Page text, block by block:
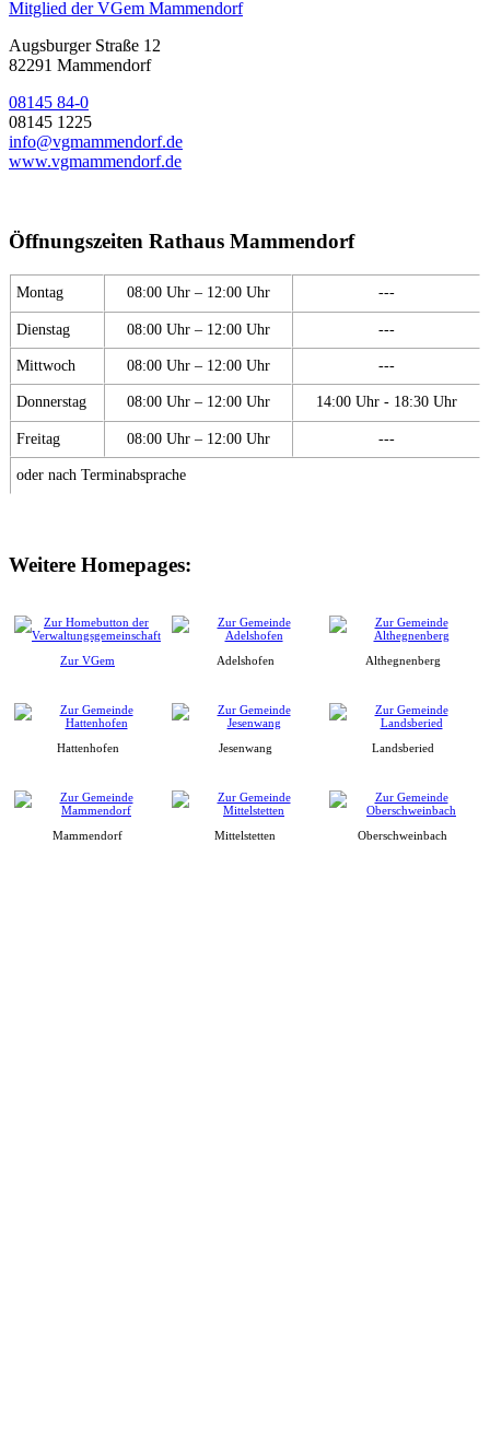
Mitglied der VGem Mammendorf
Augsburger Straße 12
82291 Mammendorf
08145 84-0
08145 1225
info@vgmammendorf.de
www.vgmammendorf.de
Öffnungszeiten Rathaus Mammendorf
Montag 08:00 Uhr – 12:00 Uhr ---
Dienstag 08:00 Uhr – 12:00 Uhr ---
Mittwoch 08:00 Uhr – 12:00 Uhr ---
Donnerstag 08:00 Uhr – 12:00 Uhr 14:00 Uhr - 18:30 Uhr
Freitag 08:00 Uhr – 12:00 Uhr ---
oder nach Terminabsprache
Weitere Homepages:
Zur VGem Adelshofen Althegnenberg
Hattenhofen Jesenwang Landsberied
Mammendorf Mittelstetten Oberschweinbach